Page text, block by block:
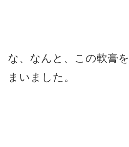
な、なんと、この軟膏
まいました。